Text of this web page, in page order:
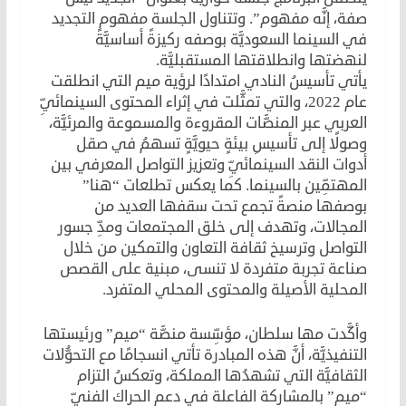
صفة، إنَّه مفهوم”. وتتناول الجلسة مفهوم التجديد
في السينما السعوديَّة بوصفه ركيزةً أساسيَّةً
لنهضتها وانطلاقتها المستقبليَّة.
يأتي تأسيسُ النادي امتدادًا لرؤية ميم التي انطلقت
عام 2022، والتي تمثَّلت في إثراء المحتوى السينمائيِّ
العربي عبر المنصَّات المقروءة والمسموعة والمرئيَّة،
وصولًا إلى تأسيسِ بيئةٍ حيويَّةٍ تسهمُ في صقل
أدوات النقد السينمائيِّ وتعزيز التواصل المعرفي بين
المهتمِّين بالسينما. كما يعكس تطلعات “هنا”
بوصفها منصةً تجمع تحت سقفها العديد من
المجالات، وتهدف إلى خلق المجتمعات ومدِّ جسور
التواصل وترسيخ ثقافة التعاون والتمكين من خلال
صناعة تجربة متفردة لا تنسى، مبنية على القصص
المحلية الأصيلة والمحتوى المحلي المتفرد.
وأكَّدت مها سلطان، مؤسِّسة منصَّة “ميم” ورئيستها
التنفيذيَّة، أنَّ هذه المبادرة تأتي انسجامًا مع التحوُّلات
الثقافيَّة التي تشهدُها المملكة، وتعكسُ التزام
“ميم” بالمشاركة الفاعلة في دعم الحراك الفنيِّ